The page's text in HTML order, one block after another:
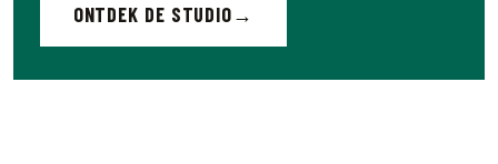
ONTDEK DE STUDIO